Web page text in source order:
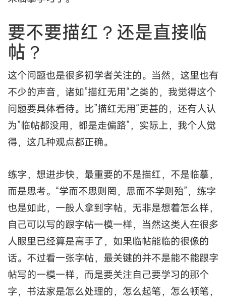
要不要描红？还是直接临
帖？
这个问题也是很多初学者关注的。当然，这里也有
不少的声音，诸如”描红无用“之类的，我觉得这个
问题要具体看待。比”描红无用“更甚的，还有人认
为”临帖都没用，都是走偏路”，实际上，我个人觉
得，这几种观点都正确。
练字，想进步快，最重要的不是描红，不是临摹，
而是思考。“学而不思则罔，思而不学则殆”，练字
也是如此，一般人拿到字帖，无非是想着怎么样，
自己可以写的跟字帖一模一样，当然这类人在很多
人眼里已经算是高手了，如果临帖能临的很像的
话。不过看一张字帖，最关键的并不是能不能跟字
帖写的一模一样，而是要关注自己要学习的那个
字，书法家是怎么处理的，怎么起笔，怎么顿笔，